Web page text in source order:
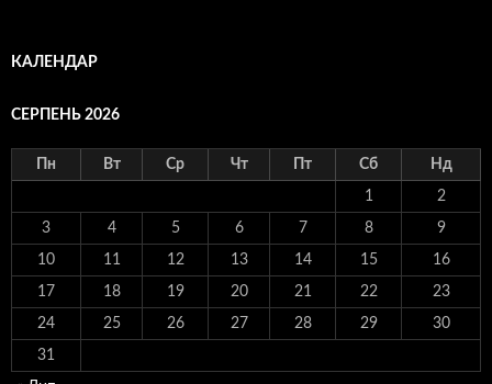
КАЛЕНДАР
СЕРПЕНЬ 2026
Пн Вт Ср Чт Пт Сб Нд
1 2
3 4 5 6 7 8 9
10 11 12 13 14 15 16
17 18 19 20 21 22 23
24 25 26 27 28 29 30
31